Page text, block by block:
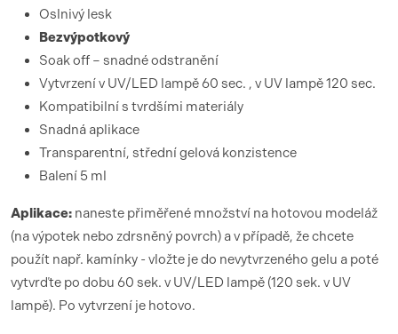
Oslnivý lesk
Bezvýpotkový
Soak off – snadné odstranění
Vytvrzení v UV/LED lampě 60 sec. , v UV lampě 120 sec.
Kompatibilní s tvrdšími materiály
Snadná aplikace
Transparentní, střední gelová konzistence
Balení 5 ml
Aplikace: naneste přiměřené množství na hotovou modeláž
(na výpotek nebo zdrsněný povrch) a v případě, že chcete
použít např. kamínky - vložte je do nevytvrzeného gelu a poté
vytvrďte po dobu 60 sek. v UV/LED lampě (120 sek. v UV
lampě). Po vytvrzení je hotovo.